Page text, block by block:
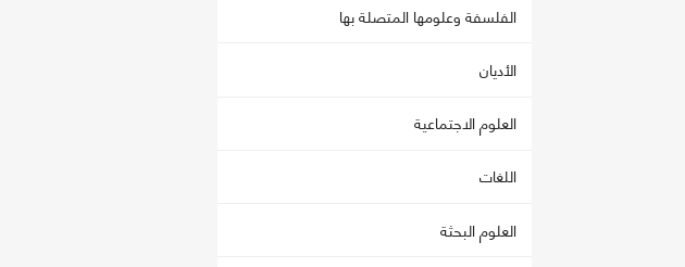
الفلسفة وعلومها المتصلة بها
الأديان
العلوم الاجتماعية
اللغات
العلوم البحثة